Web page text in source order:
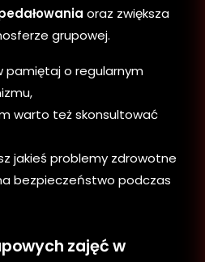
oraz zwiększa
grupowej.
pamiętaj o regularnym
warto też skonsultować
jakieś problemy zdrowotne
bezpieczeństwo podczas
zajęć w